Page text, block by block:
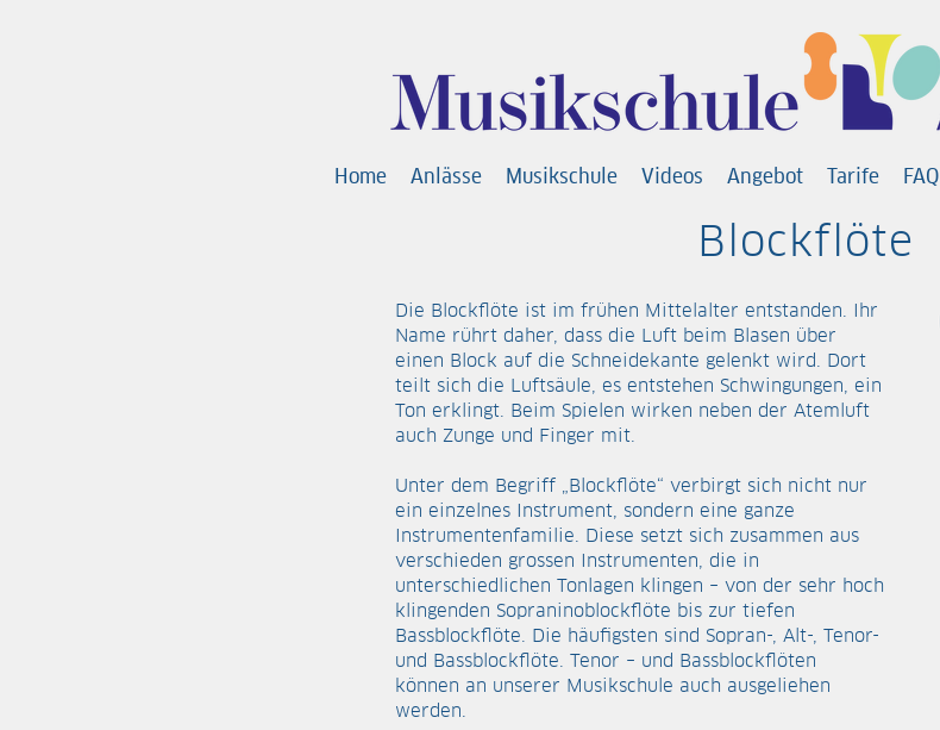
Home Anlässe Musikschule Videos Angebot Tarife FAQ
Blockflöte
Die Blockflöte ist im frühen Mittelalter entstanden. Ihr
Name rührt daher, dass die Luft beim Blasen über
einen Block auf die Schneidekante gelenkt wird. Dort
teilt sich die Luftsäule, es entstehen Schwingungen, ein
Ton erklingt. Beim Spielen wirken neben der Atemluft
auch Zunge und Finger mit.
Unter dem Begriff „Blockflöte“ verbirgt sich nicht nur
ein einzelnes Instrument, sondern eine ganze
Instrumentenfamilie. Diese setzt sich zusammen aus
verschieden grossen Instrumenten, die in
unterschiedlichen Tonlagen klingen – von der sehr hoch
klingenden Sopraninoblockflöte bis zur tiefen
Bassblockflöte. Die häufigsten sind Sopran-, Alt-, Tenor-
und Bassblockflöte. Tenor – und Bassblockflöten
können an unserer Musikschule auch ausgeliehen
werden.